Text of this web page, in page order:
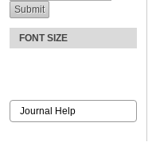
FONT SIZE
Journal Help